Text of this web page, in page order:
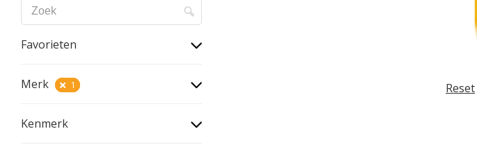
Favorieten
Merk 1
Kenmerk
Reset